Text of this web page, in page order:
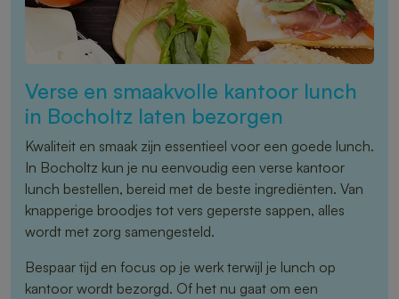
Verse en smaakvolle kantoor lunch
in Bocholtz laten bezorgen
Kwaliteit en smaak zijn essentieel voor een goede lunch.
In Bocholtz kun je nu eenvoudig een verse kantoor
lunch bestellen, bereid met de beste ingrediënten. Van
knapperige broodjes tot vers geperste sappen, alles
wordt met zorg samengesteld.
Bespaar tijd en focus op je werk terwijl je lunch op
kantoor wordt bezorgd. Of het nu gaat om een